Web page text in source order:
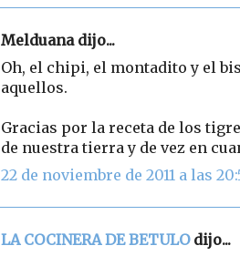
Melduana dijo...
Oh, el chipi, el montadito y el
aquellos.
Gracias por la receta de los
de nuestra tierra y de vez en
22 de noviembre de 2011 a las
LA COCINERA DE BETULOdijo...